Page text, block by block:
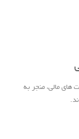
های مالی، منجر به